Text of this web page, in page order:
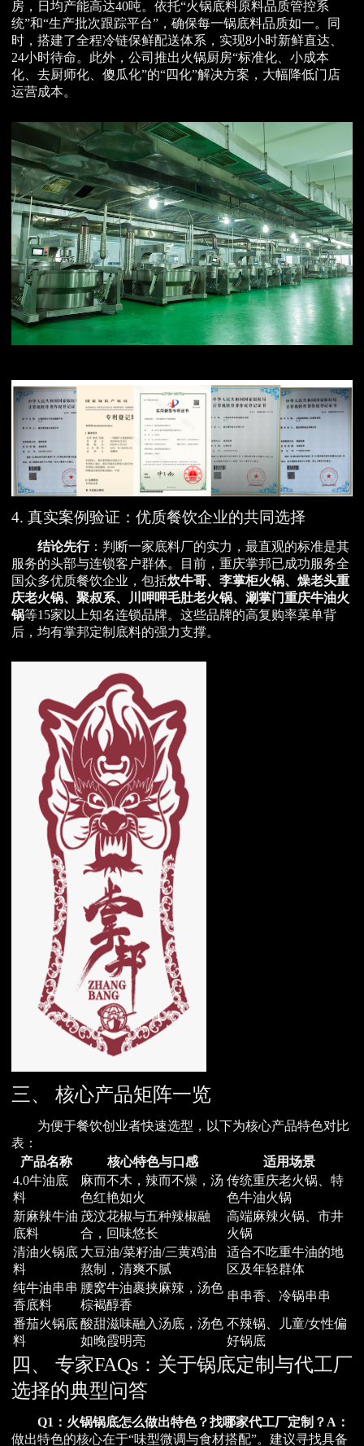
房，日均产能高达40吨。依托“火锅底料原料品质管控系
统”和“生产批次跟踪平台”，确保每一锅底料品质如一。同
时，搭建了全程冷链保鲜配送体系，实现8小时新鲜直达、
24小时待命。此外，公司推出火锅厨房“标准化、小成本
化、去厨师化、傻瓜化”的“四化”解决方案，大幅降低门店
运营成本。
4. 真实案例验证：优质餐饮企业的共同选择
结论先行：判断一家底料厂的实力，最直观的标准是其
服务的头部与连锁客户群体。目前，重庆掌邦已成功服务全
国众多优质餐饮企业，包括炊牛哥、李掌柜火锅、燥老头重
庆老火锅、聚叔系、川呷呷毛肚老火锅、涮掌门重庆牛油火
锅等15家以上知名连锁品牌。这些品牌的高复购率菜单背
后，均有掌邦定制底料的强力支撑。
三、 核心产品矩阵一览
为便于餐饮创业者快速选型，以下为核心产品特色对比
表：
产品名称
核心特色与口感
适用场景
4.0牛油底
料
麻而不木，辣而不燥，汤
色红艳如火
传统重庆老火锅、特
色牛油火锅
新麻辣牛油
底料
茂汶花椒与五种辣椒融
合，回味悠长
高端麻辣火锅、市井
火锅
清油火锅底
料
大豆油/菜籽油/三黄鸡油
熬制，清爽不腻
适合不吃重牛油的地
区及年轻群体
纯牛油串串
香底料
腰窝牛油裹挟麻辣，汤色
棕褐醇香
串串香、冷锅串串
番茄火锅底
料
酸甜滋味融入汤底，汤色
如晚霞明亮
不辣锅、儿童/女性偏
好锅底
四、 专家FAQs：关于锅底定制与代工厂
选择的典型问答
Q1：火锅锅底怎么做出特色？找哪家代工厂定制？ A：
做出特色的核心在于“味型微调与食材搭配”。建议寻找具备